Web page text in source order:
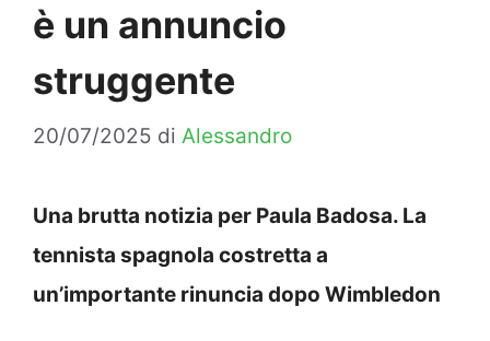
è un annuncio
struggente
20/07/2025 di Alessandro
Una brutta notizia per Paula Badosa. La
tennista spagnola costretta a
un’importante rinuncia dopo Wimbledon